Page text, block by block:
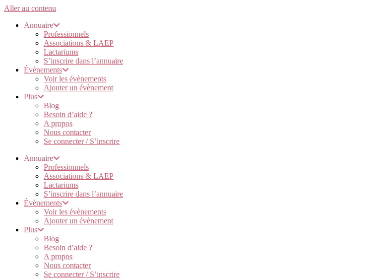
Aller au contenu
Annuaire
Professionnels
Associations & LAEP
Lactariums
S’inscrire dans l’annuaire
Évènements
Voir les évènements
Ajouter un évènement
Plus
Blog
Besoin d’aide ?
A propos
Nous contacter
Se connecter / S’inscrire
Annuaire
Professionnels
Associations & LAEP
Lactariums
S’inscrire dans l’annuaire
Évènements
Voir les évènements
Ajouter un évènement
Plus
Blog
Besoin d’aide ?
A propos
Nous contacter
Se connecter / S’inscrire